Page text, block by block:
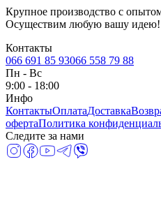
Крупное производство с
Осуществим любую вашу идею!
Контакты
066 691 85 93066 558 79 88
Пн - Вс
9:00 - 18:00
Инфо
КонтактыОплатаДоставка
офертаПолитика
Следите за нами